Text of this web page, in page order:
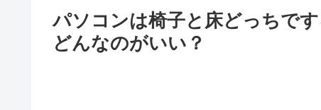
パソコンは椅子と床どっちで
どんなのがいい？